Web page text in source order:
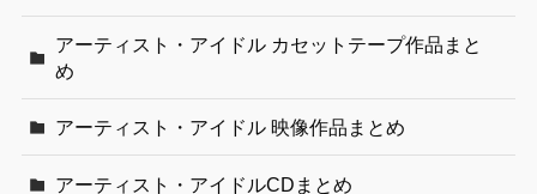
アーティスト・アイドル カセットテープ作品まと
め
アーティスト・アイドル 映像作品まとめ
アーティスト・アイドルCDまとめ